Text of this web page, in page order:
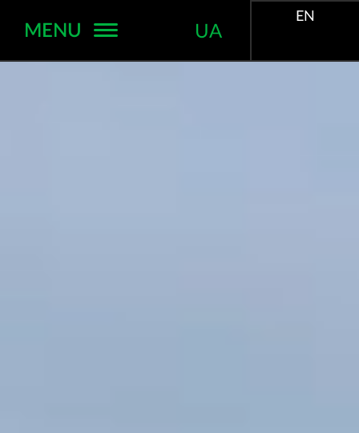
MENU UA
EN